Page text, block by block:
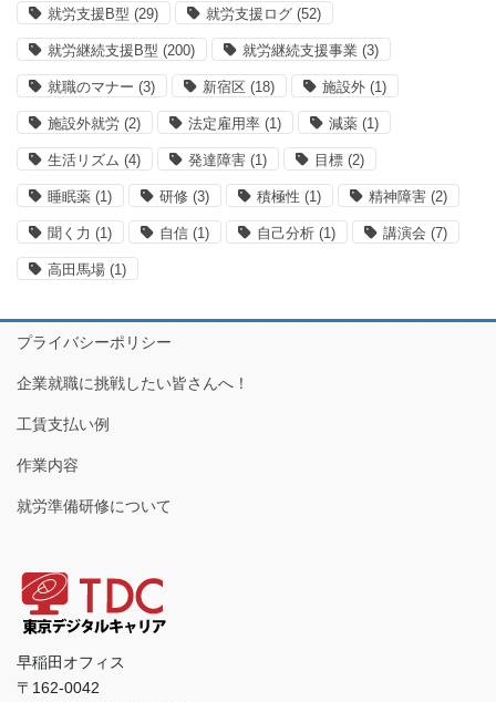
就労支援B型 (29) 就労支援ログ (52)
就労継続支援B型 (200) 就労継続支援事業 (3)
就職のマナー (3) 新宿区 (18) 施設外 (1)
施設外就労 (2) 法定雇用率 (1) 減薬 (1)
生活リズム (4) 発達障害 (1) 目標 (2)
睡眠薬 (1) 研修 (3) 積極性 (1) 精神障害 (2)
聞く力 (1) 自信 (1) 自己分析 (1) 講演会 (7)
高田馬場 (1)
プライバシーポリシー
企業就職に挑戦したい皆さんへ！
工賃支払い例
作業内容
就労準備研修について
早稲田オフィス
〒162-0042